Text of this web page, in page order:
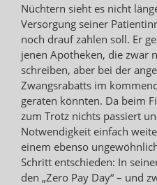
Nüchtern sieht es nicht
Versorgung seiner
noch drauf zahlen soll. Er
jenen Apotheken, die zwar
schreiben, aber bei der
Zwangsrabatts im
geraten könnten. Da beim
zum Trotz nichts passiert
Notwendigkeit einfach
einem ebenso
Schritt entschieden: In
den „Zero Pay Day“ – und